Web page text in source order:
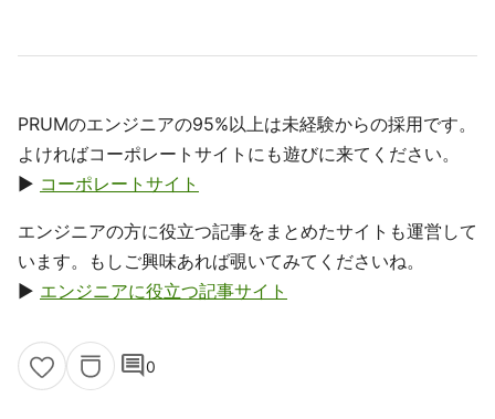
PRUMのエンジニアの95%以上は未経験からの採用です。
よければコーポレートサイトにも遊びに来てください。
▶ コーポレートサイト
エンジニアの方に役立つ記事をまとめたサイトも運営して
います。もしご興味あれば覗いてみてくださいね。
▶ エンジニアに役立つ記事サイト
comment0